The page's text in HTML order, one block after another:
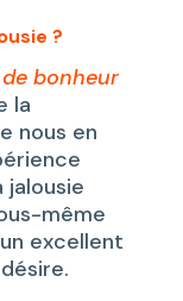
?
bonheur
la
nous en
même
excellent